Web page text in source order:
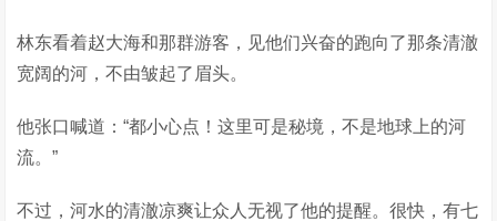
林东看着赵大海和那群游客，见他们兴奋的跑向了那条清澈
宽阔的河，不由皱起了眉头。
他张口喊道：“都小心点！这里可是秘境，不是地球上的河
流。”
不过，河水的清澈凉爽让众人无视了他的提醒。很快，有七